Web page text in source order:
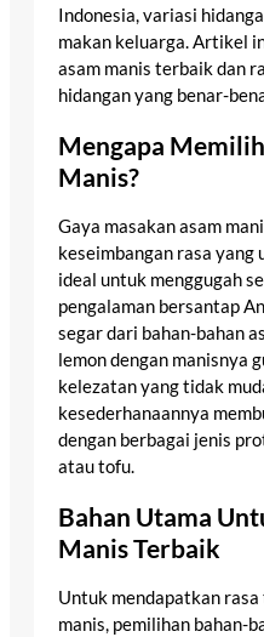
Indonesia, variasi
makan keluarga. Artikel
asam manis terbaik dan
hidangan yang benar-
Mengapa
Manis?
Gaya masakan asam
keseimbangan rasa yang
ideal untuk menggugah
pengalaman bersantap
segar dari bahan-bahan
lemon dengan manisnya
kelezatan yang tidak
kesederhanaannya
dengan berbagai jenis
atau tofu.
Bahan Utama
Manis Terbaik
Untuk mendapatkan
manis, pemilihan bahan-